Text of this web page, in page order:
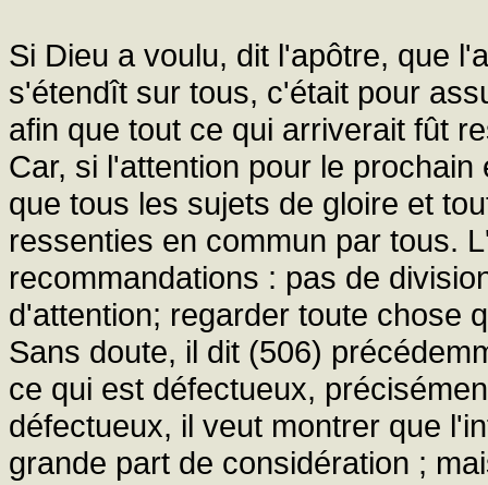
Si Dieu a voulu, dit l'apôtre, que
s'étendît sur tous, c'était pour
afin que tout ce qui arriverait fût
Car, si l'attention pour le
que tous les sujets de gloire et
ressenties en commun par tous.
recommandations : pas de
d'attention; regarder toute chose
Sans doute, il dit (506)
ce qui est défectueux,
défectueux, il veut montrer que
grande part de considération ;